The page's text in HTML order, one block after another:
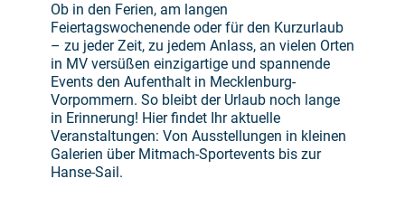
Ob in den Ferien, am langen
Feiertagswochenende oder für den Kurzurlaub
– zu jeder Zeit, zu jedem Anlass, an vielen Orten
in MV versüßen einzigartige und spannende
Events den Aufenthalt in Mecklenburg-
Vorpommern. So bleibt der Urlaub noch lange
in Erinnerung! Hier findet Ihr aktuelle
Veranstaltungen: Von Ausstellungen in kleinen
Galerien über Mitmach-Sportevents bis zur
Hanse-Sail.